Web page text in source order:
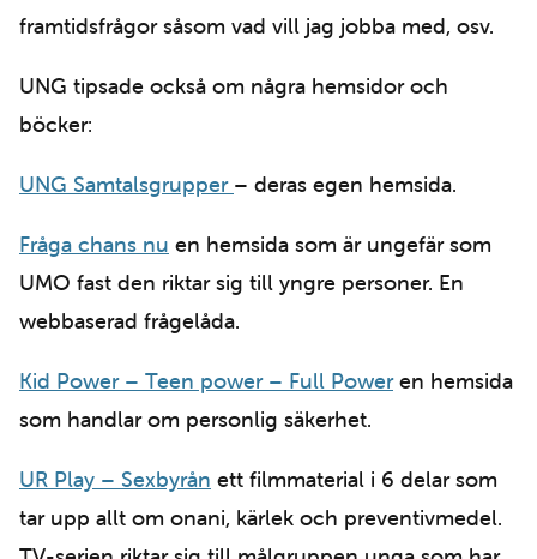
framtidsfrågor såsom vad vill jag jobba med, osv.
UNG tipsade också om några hemsidor och
böcker:
UNG Samtalsgrupper – deras egen hemsida.
Fråga chans nu en hemsida som är ungefär som
UMO fast den riktar sig till yngre personer. En
webbaserad frågelåda.
Kid Power – Teen power – Full Poweren hemsida
som handlar om personlig säkerhet.
UR Play – Sexbyrån ett filmmaterial i 6 delar som
tar upp allt om onani, kärlek och preventivmedel.